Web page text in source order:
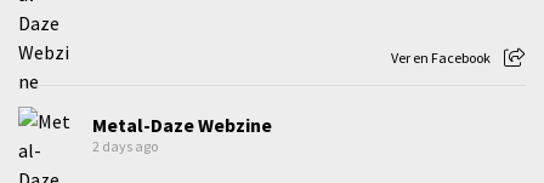
Ver en Facebook
Metal-Daze Webzine
2 days ago